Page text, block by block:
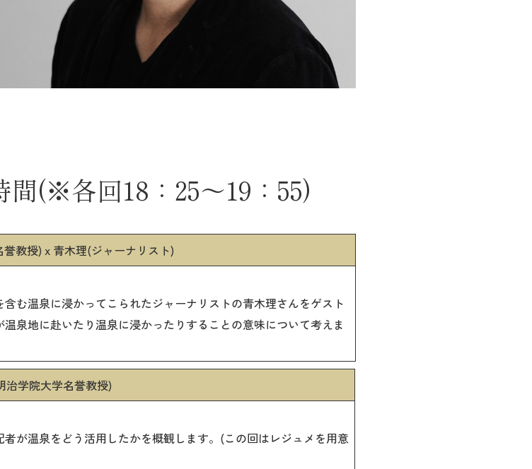
(※各回18：25～19：55)
教授) x 青木理(ジャーナリスト)
む温泉に浸かってこられたジャーナリストの青木理さんをゲスト
泉地に赴いたり温泉に浸かったりすることの意味について考えま
学院大学名誉教授)
が温泉をどう活用したかを概観します。(この回はレジュメを用意